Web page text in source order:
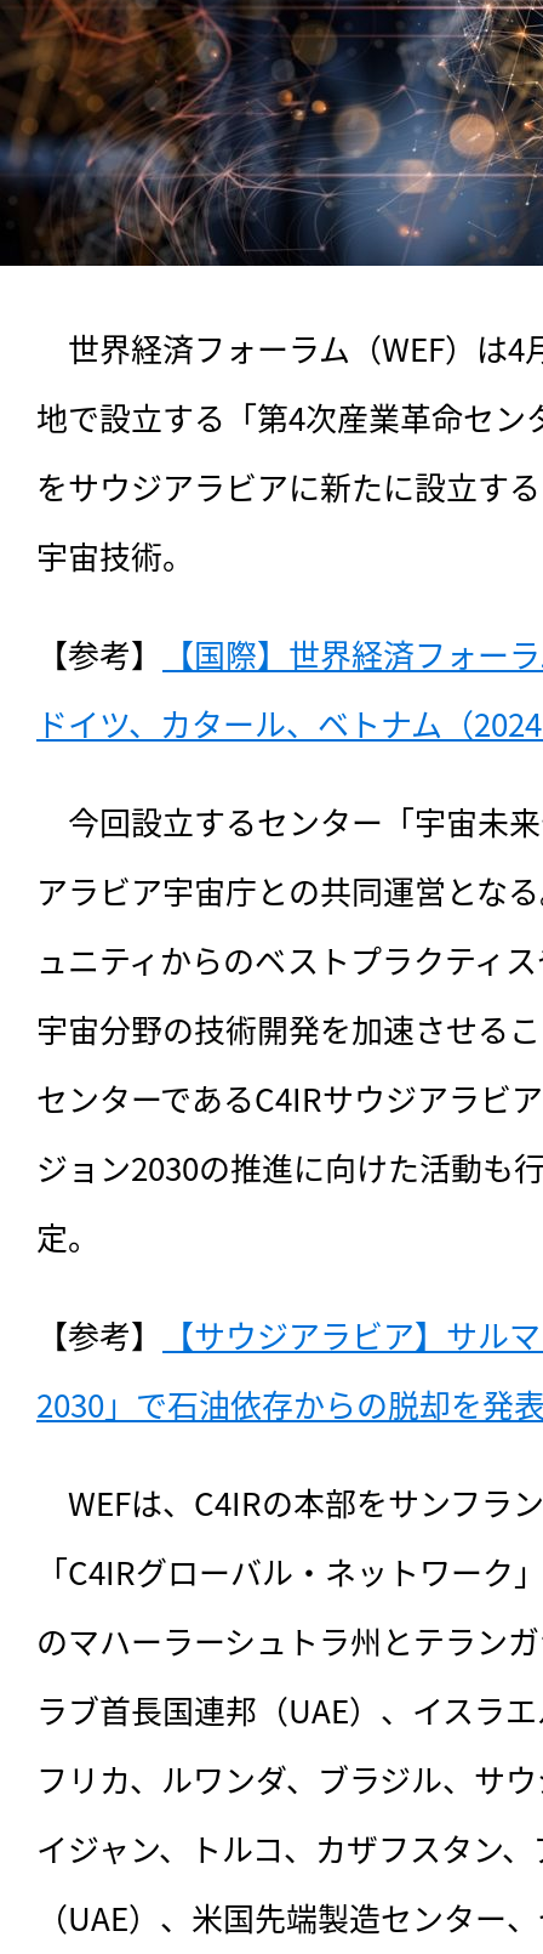
世界経済フォーラム（WEF）は4
地で設立する「第4次産業革命セン
をサウジアラビアに新たに設立す
宇宙技術。
【参考】
【国際】世界経済フォー
ドイツ、カタール、ベトナム（
今回設立するセンター「宇宙未
アラビア宇宙庁との共同運営とな
ュニティからのベストプラクティ
宇宙分野の技術開発を加速させる
センターであるC4IRサウジアラビ
ジョン2030の推進に向けた活動も
定。
【参考】
【サウジアラビア】サル
2030」で石油依存からの脱却を発
WEFは、C4IRの本部をサンフラ
「C4IRグローバル・ネットワーク
のマハーラーシュトラ州とテラン
ラブ首長国連邦（UAE）、イスラ
フリカ、ルワンダ、ブラジル、サ
イジャン、トルコ、カザフスタン
（UAE）、米国先端製造センター